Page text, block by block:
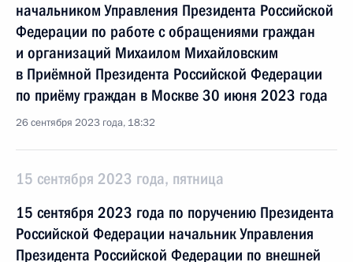
начальником Управления Президента Российской
Федерации по работе с обращениями граждан
и организаций Михаилом Михайловским
в Приёмной Президента Российской Федерации
по приёму граждан в Москве 30 июня 2023 года
26 сентября 2023 года, 18:32
15 сентября 2023 года, пятница
15 сентября 2023 года по поручению Президента
Российской Федерации начальник Управления
Президента Российской Федерации по внешней